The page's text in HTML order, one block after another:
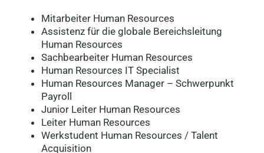
Mitarbeiter Human Resources
Assistenz für die globale Bereichsleitung
Human Resources
Sachbearbeiter Human Resources
Human Resources IT Specialist
Human Resources Manager – Schwerpunkt
Payroll
Junior Leiter Human Resources
Leiter Human Resources
Werkstudent Human Resources / Talent
Acquisition